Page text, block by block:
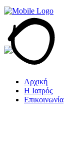
Αρχική
Η Ιατρός
Επικοινωνία